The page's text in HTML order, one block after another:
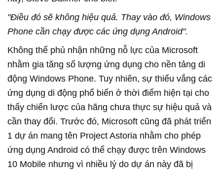
"Điều đó sẽ không hiệu quả. Thay vào đó, Windows
Phone cần chạy được các ứng dụng Android".
Không thể phủ nhận những nỗ lực của Microsoft
nhằm gia tăng số lượng ứng dụng cho nền tảng di
động Windows Phone. Tuy nhiên, sự thiếu vắng các
ứng dụng di động phổ biến ở thời điểm hiện tại cho
thấy chiến lược của hãng chưa thực sự hiệu quả và
cần thay đổi. Trước đó, Microsoft cũng đã phát triển
1 dự án mang tên Project Astoria nhằm cho phép
ứng dụng Android có thể chạy được trên Windows
10 Mobile nhưng vì nhiều lý do dự án này đã bị